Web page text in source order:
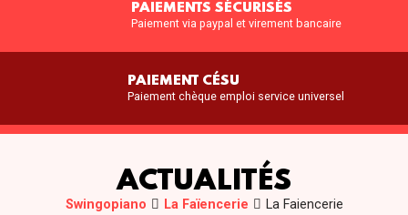
PAIEMENTS SÉCURISÉS
Paiement via paypal et virement bancaire
PAIEMENT CÉSU
Paiement chèque emploi service universel
ACTUALITÉS
Swingopiano La Faïencerie La Faiencerie